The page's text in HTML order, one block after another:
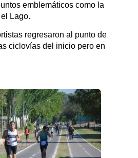
emblemáticos como la
Lago.
regresaron al punto de
ciclovías del inicio pero en